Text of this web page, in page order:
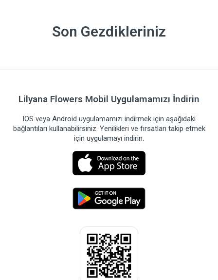
Son Gezdikleriniz
Lilyana Flowers Mobil Uygulamamızı İndirin
IOS veya Android uygulamamızı indirmek için aşağıdaki
bağlantıları kullanabilirsiniz. Yenilikleri ve fırsatları takip etmek
için uygulamayı indirin.